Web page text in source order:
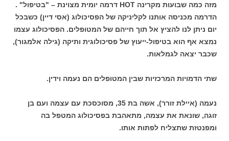
מזה כמה שבועות מקרינה HOT דרמה יומית מצוינת – "בטיפול" .
הדרמה מכניסה אותנו לקליניקה של הפסיכולוג (אסי דיין) כשבכל
יום ניתן לנו להציץ אל תוך חייהם של המטופלים. הפסיכולוג עצמו
נמצא אף הוא בטיפול-ייעוץ של פסיכולוגית ותיקה (גילה אלמגור),
שכבר יצאה לגמלאות.
שתי הדמויות המרכזיות שבין המטופלים הם נעמה וידין.
נעמה (איילת זורר), אשה בת 35, מסוכסכת עם עצמה ועם בן
זוגה, שונאת את עצמה, מתאהבת בפסיכולוג המטפל בה
ומפנטזת שתצליח לפתות אותו.